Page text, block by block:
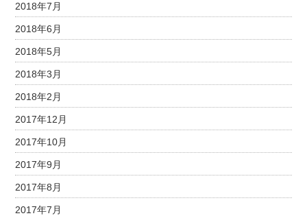
2018年7月
2018年6月
2018年5月
2018年3月
2018年2月
2017年12月
2017年10月
2017年9月
2017年8月
2017年7月